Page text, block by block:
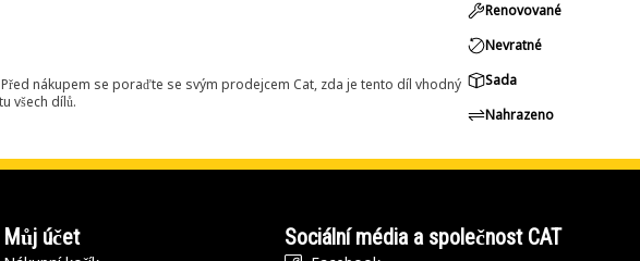
nákupem se poraďte se svým prodejcem Cat, zda je tento díl vhodný
všech dílů.
Renovované
Nevratné
Sada
Nahrazeno
Můj účet Sociální média a společnost CAT